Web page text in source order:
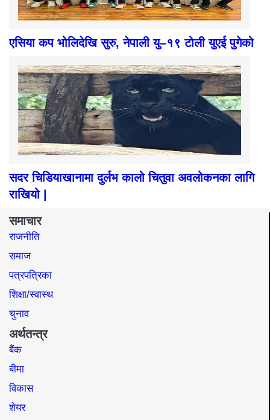
एसिया कप भोलिदेखि सुरु, नेपाली यु–१९ टोली युएई पुगेको
सदर चिडियाखानामा दुर्लभ कालो चितुवा अवलोकनका लागि
राखियो |
समाचार
राजनीति
समाज​
पत्रपत्रिका
शिक्षा/स्वास्थ
चुनाव
अर्थतन्त्र
बैंक
बीमा
विकास
शेयर